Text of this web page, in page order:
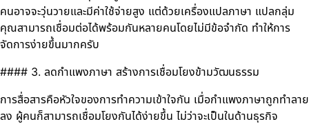
คนอาจจะวุ่นวายและมีค่าใช้จ่ายสูง แต่ด้วยเครื่องแปลภาษา แปลกลุ่ม
คุณสามารถเชื่อมต่อได้พร้อมกันหลายคนโดยไม่มีข้อจำกัด ทำให้การ
จัดการง่ายขึ้นมากครับ
#### 3. ลดกำแพงภาษา สร้างการเชื่อมโยงข้ามวัฒนธรรม
การสื่อสารคือหัวใจของการทำความเข้าใจกัน เมื่อกำแพงภาษาถูกทำลาย
ลง ผู้คนก็สามารถเชื่อมโยงกันได้ง่ายขึ้น ไม่ว่าจะเป็นในด้านธุรกิจ